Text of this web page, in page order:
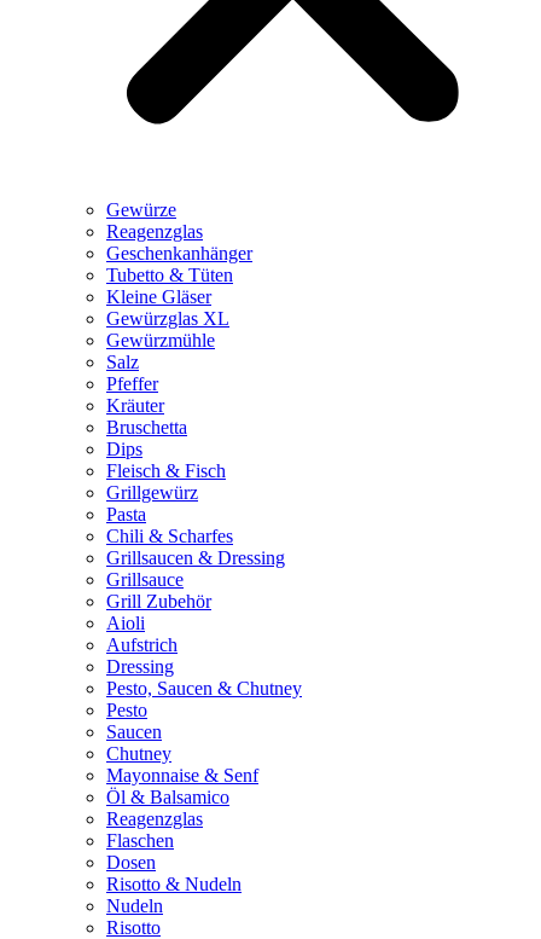
Gewürze
Reagenzglas
Geschenkanhänger
Tubetto & Tüten
Kleine Gläser
Gewürzglas XL
Gewürzmühle
Salz
Pfeffer
Kräuter
Bruschetta
Dips
Fleisch & Fisch
Grillgewürz
Pasta
Chili & Scharfes
Grillsaucen & Dressing
Grillsauce
Grill Zubehör
Aioli
Aufstrich
Dressing
Pesto, Saucen & Chutney
Pesto
Saucen
Chutney
Mayonnaise & Senf
Öl & Balsamico
Reagenzglas
Flaschen
Dosen
Risotto & Nudeln
Nudeln
Risotto